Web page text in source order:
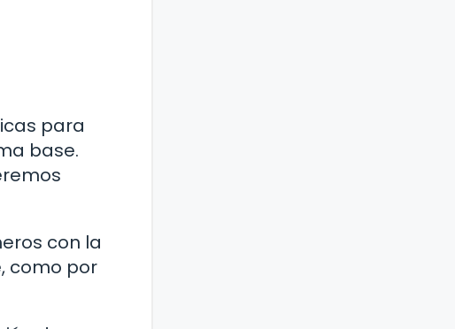
para
base.
con la
como por